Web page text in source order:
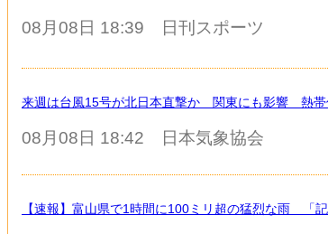
08月08日 18:39 日刊スポーツ
来週は台風15号が北日本直撃か 関東にも影響 熱
08月08日 18:42 日本気象協会
【速報】富山県で1時間に100ミリ超の猛烈な雨 「